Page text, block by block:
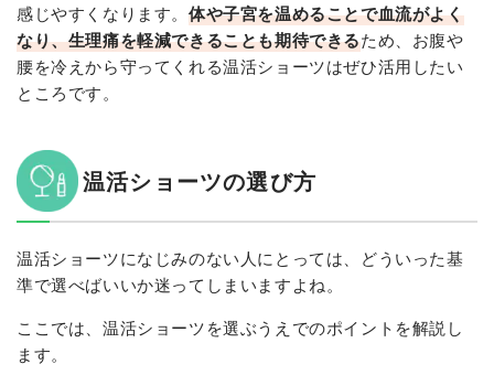
感じやすくなります。 体や子宮を温めることで血流がよく
なり、生理痛を軽減できることも期待できるため、お腹や
腰を冷えから守ってくれる温活ショーツはぜひ活用したい
ところです。
温活ショーツの選び方
温活ショーツになじみのない人にとっては、どういった基
準で選べばいいか迷ってしまいますよね。
ここでは、温活ショーツを選ぶうえでのポイントを解説し
ます。